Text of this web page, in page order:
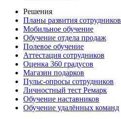
Решения
Планы развития сотрудников
Мобильное обучение
Обучение отдела продаж
Полевое обучение
Аттестация сотрудников
Оценка 360 градусов
Магазин подарков
Пульс-опросы сотрудников
Личностный тест Ремарк
Обучение наставников
Обучение удалённых команд